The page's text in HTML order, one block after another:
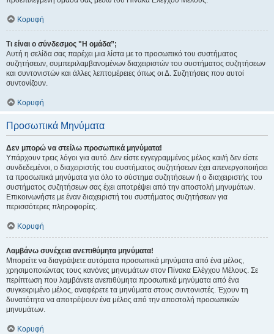
Κορυφή
Τι είναι ο σύνδεσμος "Η ομάδα”;
Αυτή η σελίδα σας παρέχει μια λίστα με το προσωπικό του συστήματος
συζητήσεων, συμπεριλαμβανομένων διαχειριστών του συστήματος συζητήσεων
και συντονιστών και άλλες λεπτομέρειες όπως οι Δ. Συζητήσεις που αυτοί
συντονίζουν.
Κορυφή
Προσωπικά Μηνύματα
Δεν μπορώ να στείλω προσωπικά μηνύματα!
Υπάρχουν τρεις λόγοι για αυτό. Δεν είστε εγγεγραμμένος μέλος και/ή δεν είστε
συνδεδεμένοι, ο διαχειριστής του συστήματος συζητήσεων έχει απενεργοποιήσει
τα προσωπικά μηνύματα για όλο το σύστημα συζητήσεων ή ο διαχειριστής του
συστήματος συζητήσεων σας έχει αποτρέψει από την αποστολή μηνυμάτων.
Επικοινωνήστε με έναν διαχειριστή του συστήματος συζητήσεων για
περισσότερες πληροφορίες.
Κορυφή
Λαμβάνω συνέχεια ανεπιθύμητα μηνύματα!
Μπορείτε να διαγράψετε αυτόματα προσωπικά μηνύματα από ένα μέλος,
χρησιμοποιώντας τους κανόνες μηνυμάτων στον Πίνακα Ελέγχου Μέλους. Σε
περίπτωση που λαμβάνετε ανεπιθύμητα προσωπικά μηνύματα από ένα
συγκεκριμένο μέλος, αναφέρετε τα μηνύματα στους συντονιστές. Έχουν τη
δυνατότητα να αποτρέψουν ένα μέλος από την αποστολή προσωπικών
μηνυμάτων.
Κορυφή